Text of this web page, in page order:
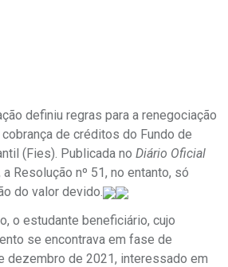
definiu regras para a renegociação
de créditos do Fundo de
(Fies). Publicada no Diário Oficial
Resolução nº 51, no entanto, só
do valor devido.
o estudante beneficiário, cujo
se encontrava em fase de
dezembro de 2021, interessado em